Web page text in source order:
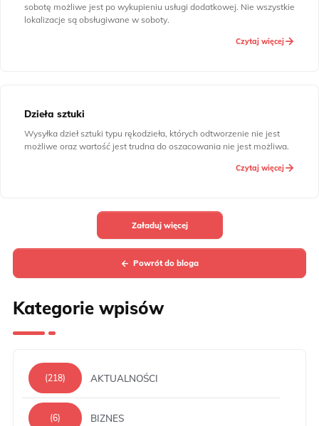
sobotę możliwe jest po wykupieniu usługi dodatkowej. Nie wszystkie
lokalizacje są obsługiwane w soboty.
Czytaj więcej
Dzieła sztuki
Wysyłka dzieł sztuki typu rękodzieła, których odtworzenie nie jest
możliwe oraz wartość jest trudna do oszacowania nie jest możliwa.
Czytaj więcej
Załaduj więcej
Powrót do bloga
Kategorie wpisów
(218) AKTUALNOŚCI
(6) BIZNES